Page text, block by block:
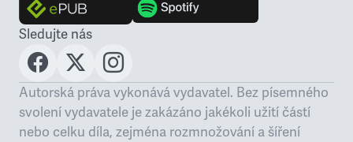
Sledujte nás
Autorská práva vykonává vydavatel. Bez písemného
svolení vydavatele je zakázáno jakékoli užití částí
nebo celku díla, zejména rozmnožování a šíření